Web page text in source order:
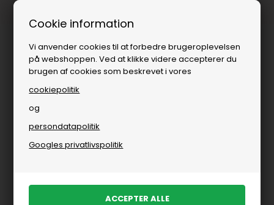
Cookie information
Vi anvender cookies til at forbedre brugeroplevelsen
på webshoppen. Ved at klikke videre accepterer du
brugen af cookies som beskrevet i vores
cookiepolitik
og
persondatapolitik
Googles privatlivspolitik